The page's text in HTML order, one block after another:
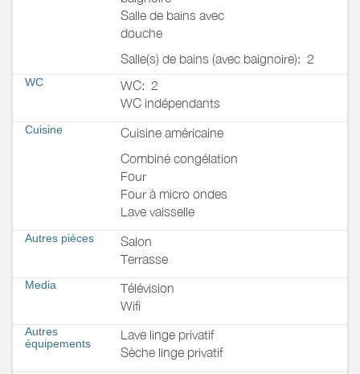
Salle de bains avec
douche
Salle(s) de bains (avec baignoire): 2
WC WC: 2
WC indépendants
Cuisine
Cuisine américaine
Combiné congélation
Four
Four à micro ondes
Lave vaisselle
Autres pièces
Salon
Terrasse
Media
Télévision
Wifi
Autres
équipements
Lave linge privatif
Sèche linge privatif